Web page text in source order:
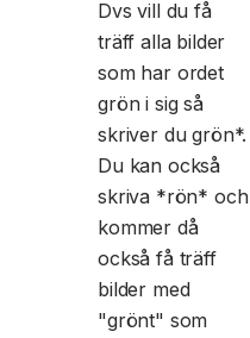
Dvs vill du få
träff alla bilder
som har ordet
grön i sig så
skriver du grön*.
Du kan också
skriva *rön* och
kommer då
också få träff
bilder med
"grönt" som